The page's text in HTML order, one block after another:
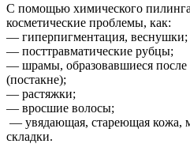
С помощью химического
косметические проблемы, как:
— гиперпигментация, веснушки;
— посттравматические рубцы;
— шрамы, образовавшиеся после
(постакне);
— растяжки;
— вросшие волосы;
— увядающая, стареющая кожа,
складки.